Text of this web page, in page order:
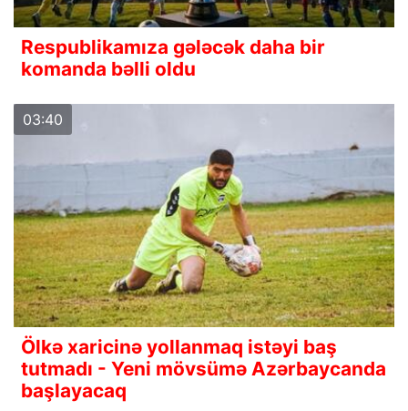
Respublikamıza gələcək daha bir
komanda bəlli oldu
03:40
Ölkə xaricinə yollanmaq istəyi baş
tutmadı - Yeni mövsümə Azərbaycanda
başlayacaq